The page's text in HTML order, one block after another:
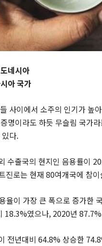
네시아
아 국가
사이에서 소주의 인기가 높
명이라도 하듯 무슬림 국가
다.
수출국의 현지인 음용률이
진로는 현재 80여개국에 참
율이 가장 큰 폭으로 증가한
18.3%였으나, 2020년
전년대비 64.8% 상승한